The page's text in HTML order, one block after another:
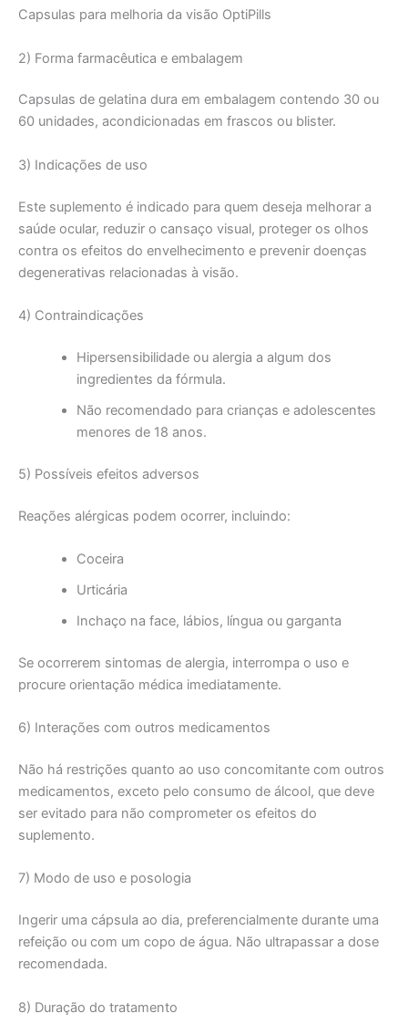
Capsulas para melhoria da visão OptiPills
2) Forma farmacêutica e embalagem
Capsulas de gelatina dura em embalagem contendo 30 ou
60 unidades, acondicionadas em frascos ou blister.
3) Indicações de uso
Este suplemento é indicado para quem deseja melhorar a
saúde ocular, reduzir o cansaço visual, proteger os olhos
contra os efeitos do envelhecimento e prevenir doenças
degenerativas relacionadas à visão.
4) Contraindicações
Hipersensibilidade ou alergia a algum dos
ingredientes da fórmula.
Não recomendado para crianças e adolescentes
menores de 18 anos.
5) Possíveis efeitos adversos
Reações alérgicas podem ocorrer, incluindo:
Coceira
Urticária
Inchaço na face, lábios, língua ou garganta
Se ocorrerem sintomas de alergia, interrompa o uso e
procure orientação médica imediatamente.
6) Interações com outros medicamentos
Não há restrições quanto ao uso concomitante com outros
medicamentos, exceto pelo consumo de álcool, que deve
ser evitado para não comprometer os efeitos do
suplemento.
7) Modo de uso e posologia
Ingerir uma cápsula ao dia, preferencialmente durante uma
refeição ou com um copo de água. Não ultrapassar a dose
recomendada.
8) Duração do tratamento